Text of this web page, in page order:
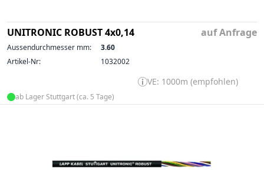
UNITRONIC ROBUST 4x0,14 auf Anfrage
Aussendurchmesser mm:
3.60
Artikel-Nr:
1032002
VE: 1000m (empfohlen)
ab Lager Stuttgart (ca. 5 Tage)